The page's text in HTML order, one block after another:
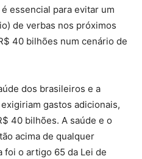
essencial para evitar um
de verbas nos próximos
40 bilhões num cenário de
dos brasileiros e a
gastos adicionais,
40 bilhões. A saúde e o
acima de qualquer
foi o artigo 65 da Lei de